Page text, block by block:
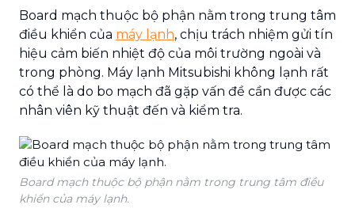
Board mạch thuộc bộ phận nằm trong trung tâm
điều khiển của máy lạnh, chịu trách nhiệm gửi tín
hiệu cảm biến nhiệt độ của môi trường ngoài và
trong phòng. Máy lạnh Mitsubishi không lạnh rất
có thể là do bo mạch đã gặp vấn đề cần được các
nhân viên kỹ thuật đến và kiểm tra.
Board mạch thuộc bộ phận nằm trong trung tâm điều
khiển của máy lạnh.